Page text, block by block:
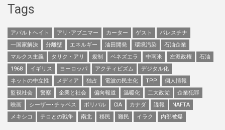
Tags
アパルトヘイト アリ･アブニマー カーター ゲスト
パレスチナ
一国家解決
分離壁 エネルギー 油田開発 環境汚染
石油企業
マルクス主義
タリク・アリ 規制 ベネズエラ 中南米 左派政権
石油
1968
イギリス ヨーロッパ アクティビズム
デジタル化
ネットの中立性
メディア 独占 電波の民主化 TPP
個人情報
監視社会
警察 企業と社会 偏向報道 温暖化 二大政党
企業犯罪
映画
シーザー･チャベス ボリバル CIA カナダ 諜報
NAFTA
メキシコ
テロとの戦争 南北 移民 難民 イラク 内部被爆